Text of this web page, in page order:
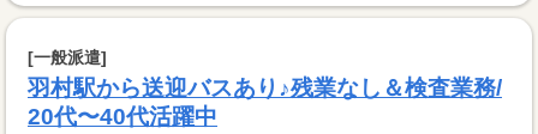
[一般派遣]
羽村駅から送迎バスあり♪残業なし＆検査業務/
20代〜40代活躍中